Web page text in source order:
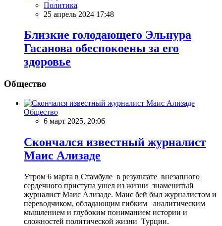
Политика
25 апрель 2024 17:48
Близкие голодающего Эльнура
Гасанова обеспокоены за его
здоровье
Общество
Общество
6 март 2025, 20:06
Скончался известный журналист
Маис Ализаде
Утром 6 марта в Стамбуле в результате внезапного
сердечного приступа ушел из жизни знаменитый
журналист Маис Ализаде. Маис бей был журналистом и
переводчиком, обладающим гибким аналитическим
мышлением и глубоким пониманием истории и
сложностей политической жизни Турции.